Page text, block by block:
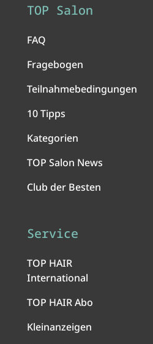
TOP Salon
FAQ
Fragebogen
Teilnahmebedingungen
10 Tipps
Kategorien
TOP Salon News
Club der Besten
Service
TOP HAIR
International
TOP HAIR Abo
Kleinanzeigen